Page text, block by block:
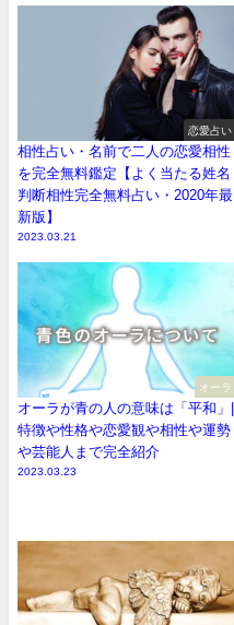
恋愛占い
相性占い・名前で二人の恋愛相性
を完全無料鑑定【よく当たる姓名
判断相性完全無料占い・2020年最
新版】
2023.03.21
オーラ
オーラが青の人の意味は「平和」|
特徴や性格や恋愛観や相性や運勢
や芸能人まで完全紹介
2023.03.23